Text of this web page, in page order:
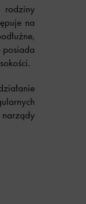
rodziny
na
posiada